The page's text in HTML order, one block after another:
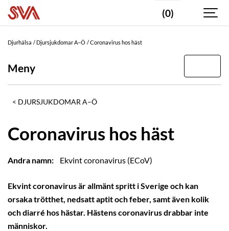
(0)
Djurhälsa Djursjukdomar A–Ö Coronavirus hos häst
Meny
DJURSJUKDOMAR A–Ö
Coronavirus hos häst
Andra namn: Ekvint coronavirus (ECoV)
Ekvint coronavirus är allmänt spritt i Sverige och kan
orsaka trötthet, nedsatt aptit och feber, samt även kolik
och diarré hos hästar. Hästens coronavirus drabbar inte
människor.